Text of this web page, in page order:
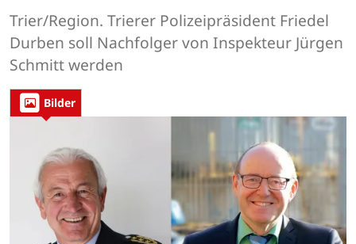
Trier/Region. Trierer Polizeipräsident Friedel
Durben soll Nachfolger von Inspekteur Jürgen
Schmitt werden
Bilder